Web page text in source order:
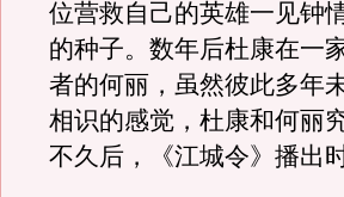
位营救自己的英雄一见钟
的种子。数年后杜康在一
者的何丽，虽然彼此多年
相识的感觉，杜康和何丽
不久后，《江城令》播出